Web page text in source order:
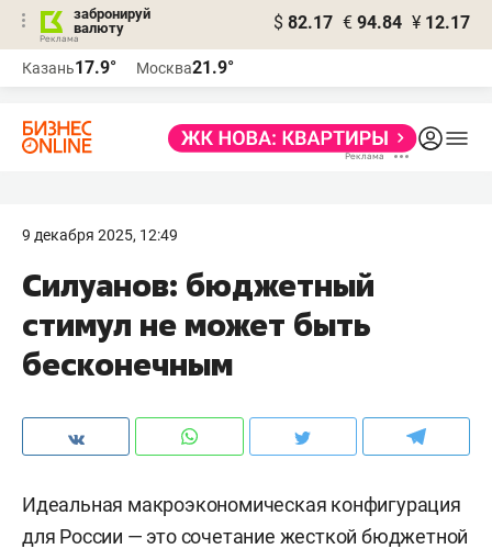
забронируй
валюту
$ 82.17 € 94.84 ¥ 12.17
Казань17.9° Москва21.9°
9 декабря 2025, 12:49
Силуанов: бюджетный
стимул не может быть
бесконечным
Идеальная макроэкономическая конфигурация
для России — это сочетание жесткой бюджетной